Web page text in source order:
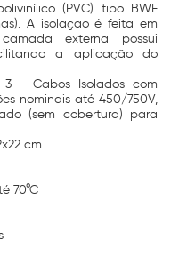
(PVC) tipo BWF
A isolação é feita em
externa possui
a aplicação do
3 - Cabos Isolados com
nominais até 450/750V,
(sem cobertura) para
cm
70°C